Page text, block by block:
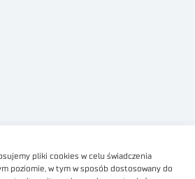
pliki cookies w celu świadczenia
poziomie, w tym w sposób dostosowany do